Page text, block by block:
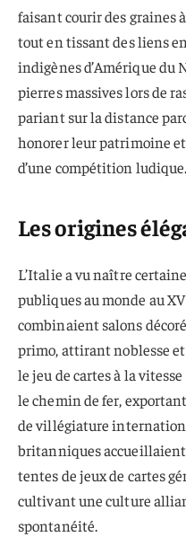
faisant courir des graines
tout en tissant des liens
indigènes d’Amérique du
pierres massives lors de
pariant sur la distance
honorer leur patrimoine
d’une compétition ludique.
Les origines
L’Italie a vu naître
publiques au monde au
combinaient salons
primo, attirant noblesse
le jeu de cartes à la
le chemin de fer,
de villégiature
britanniques
tentes de jeux de cartes
cultivant une culture
spontanéité.